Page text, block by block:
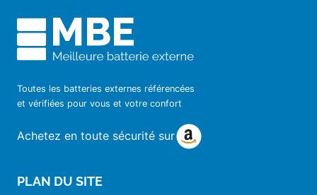
Toutes les batteries externes référencées
et vérifiées pour vous et votre confort
Achetez en toute sécurité sur
PLAN DU SITE